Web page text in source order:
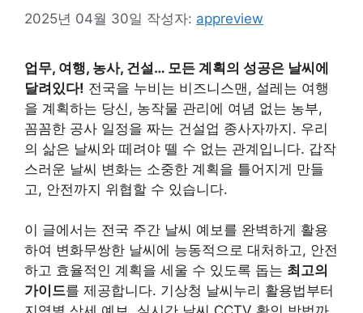
2025년 04월 30일 작성자: appreview
업무, 여행, 농사, 건설… 모든 계획의 성공은 날씨에
달려있다! 전국을 누비는 비즈니스맨, 설레는 여행
을 계획하는 당신, 농작물 관리에 여념 없는 농부,
꼼꼼한 공사 일정을 짜는 건설업 종사자까지. 우리
의 삶은 날씨와 떼려야 뗄 수 없는 관계입니다. 갑작
스러운 날씨 변화는 소중한 계획을 틀어지게 만들
고, 안전까지 위협할 수 있습니다.
이 글에서는 전국 주간 날씨 예보를 완벽하게 활용
하여 변화무쌍한 날씨에 능동적으로 대처하고, 안전
하고 효율적인 계획을 세울 수 있도록 돕는 최고의
가이드를 제공합니다. 기상청 날씨누리 활용법부터